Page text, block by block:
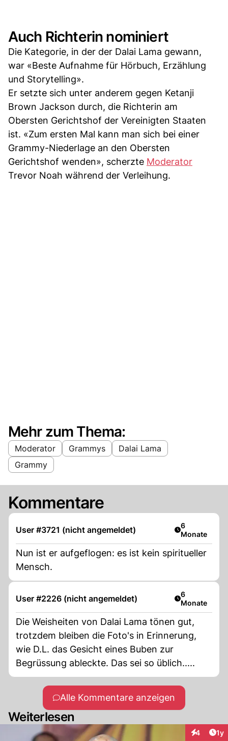
Auch Richterin nominiert
Die Kategorie, in der der Dalai Lama gewann,
war «Beste Aufnahme für Hörbuch, Erzählung
und Storytelling».
Er setzte sich unter anderem gegen Ketanji
Brown Jackson durch, die Richterin am
Obersten Gerichtshof der Vereinigten Staaten
ist. «Zum ersten Mal kann man sich bei einer
Grammy-Niederlage an den Obersten
Gerichtshof wenden», scherzte Moderator
Trevor Noah während der Verleihung.
Mehr zum Thema:
Moderator Grammys
Dalai Lama
Grammy
Kommentare
User #3721 (nicht angemeldet) Artikel
6
Monate
Nun ist er aufgeflogen: es ist kein spiritueller
Mensch.
User #2226 (nicht angemeldet) Artikel
6
Monate
Die Weisheiten von Dalai Lama tönen gut,
trotzdem bleiben die Foto's in Erinnerung,
wie D.L. das Gesicht eines Buben zur
Begrüssung ableckte. Das sei so üblich.....
Alle Kommentare anzeigen
Weiterlesen
4 1y